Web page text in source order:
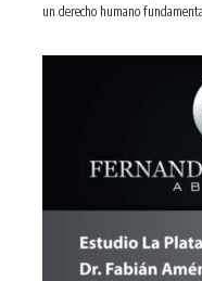
un derecho humano